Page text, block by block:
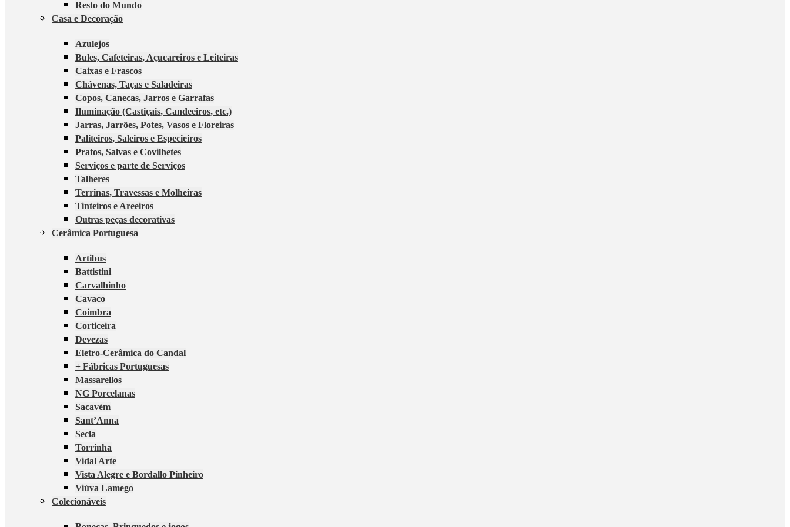
Resto do Mundo
Casa e Decoração
Azulejos
Bules, Cafeteiras, Açucareiros e Leiteiras
Caixas e Frascos
Chávenas, Taças e Saladeiras
Copos, Canecas, Jarros e Garrafas
Iluminação (Castiçais, Candeeiros, etc.)
Jarras, Jarrões, Potes, Vasos e Floreiras
Paliteiros, Saleiros e Especieiros
Pratos, Salvas e Covilhetes
Serviços e parte de Serviços
Talheres
Terrinas, Travessas e Molheiras
Tinteiros e Areeiros
Outras peças decorativas
Cerâmica Portuguesa
Artibus
Battistini
Carvalhinho
Cavaco
Coimbra
Corticeira
Devezas
Eletro-Cerâmica do Candal
+ Fábricas Portuguesas
Massarellos
NG Porcelanas
Sacavém
Sant’Anna
Secla
Torrinha
Vidal Arte
Vista Alegre e Bordallo Pinheiro
Viúva Lamego
Colecionáveis